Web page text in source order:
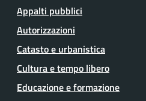
Appalti pubblici
Autorizzazioni
Catasto e urbanistica
Cultura e tempo libero
Educazione e formazione